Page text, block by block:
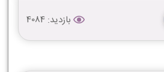
بازدید: 4084